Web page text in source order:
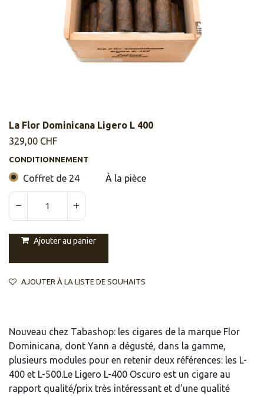
La Flor Dominicana Ligero L 400
329,00 CHF
CONDITIONNEMENT
Coffret de 24 À la pièce
Ajouter au panier
AJOUTER À LA LISTE DE SOUHAITS
Nouveau chez Tabashop: les cigares de la marque Flor
Dominicana, dont Yann a dégusté, dans la gamme,
plusieurs modules pour en retenir deux références: les L-
400 et L-500.Le Ligero L-400 Oscuro est un cigare au
rapport qualité/prix très intéressant et d'une qualité